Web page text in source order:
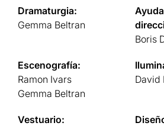
Dramaturgia:
Gemma Beltran
Boris
Escenografía:
Ramon Ivars
Gemma Beltran
David
Vestuario: